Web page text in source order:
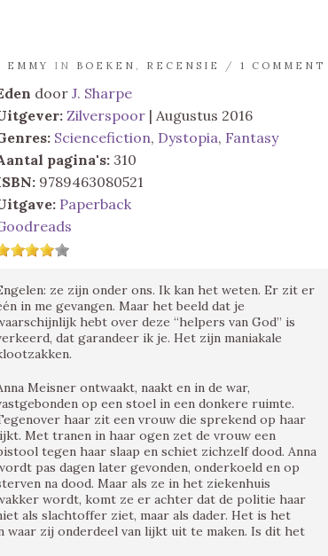
EMMY IN BOEKEN , RECENSIE / 1 COMMENT
door J. Sharpe
Zilverspoor | Augustus 2016
Sciencefiction, Dystopia, Fantasy
pagina's: 310
9789463080521
Paperback
ze zijn onder ons. Ik kan het weten. Er zit er
in me gevangen. Maar het beeld dat je
hebt over deze “helpers van God” is
dat garandeer ik je. Het zijn maniakale
Meisner ontwaakt, naakt en in de war,
op een stoel in een donkere ruimte.
haar zit een vrouw die sprekend op haar
Met tranen in haar ogen zet de vrouw een
tegen haar slaap en schiet zichzelf dood. Anna
pas dagen later gevonden, onderkoeld en op
na dood. Maar als ze in het ziekenhuis
wordt, komt ze er achter dat de politie haar
als slachtoffer ziet, maar als dader. Het is het
waar zij onderdeel van lijkt uit te maken. Is dit het